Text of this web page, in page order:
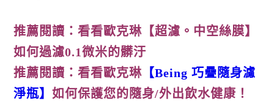
推薦閱讀：看看歐克琳 【超濾。中空絲膜】
如何過濾0.1微米的髒汙
推薦閱讀：看看歐克琳 【Being 巧疊隨身濾
淨瓶】如何保護您的隨身/外出飲水健康！